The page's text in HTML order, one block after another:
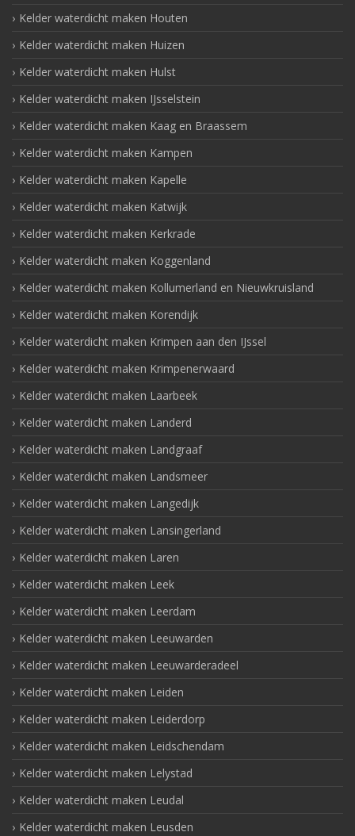
Kelder waterdicht maken Houten
Kelder waterdicht maken Huizen
Kelder waterdicht maken Hulst
Kelder waterdicht maken IJsselstein
Kelder waterdicht maken Kaag en Braassem
Kelder waterdicht maken Kampen
Kelder waterdicht maken Kapelle
Kelder waterdicht maken Katwijk
Kelder waterdicht maken Kerkrade
Kelder waterdicht maken Koggenland
Kelder waterdicht maken Kollumerland en Nieuwkruisland
Kelder waterdicht maken Korendijk
Kelder waterdicht maken Krimpen aan den IJssel
Kelder waterdicht maken Krimpenerwaard
Kelder waterdicht maken Laarbeek
Kelder waterdicht maken Landerd
Kelder waterdicht maken Landgraaf
Kelder waterdicht maken Landsmeer
Kelder waterdicht maken Langedijk
Kelder waterdicht maken Lansingerland
Kelder waterdicht maken Laren
Kelder waterdicht maken Leek
Kelder waterdicht maken Leerdam
Kelder waterdicht maken Leeuwarden
Kelder waterdicht maken Leeuwarderadeel
Kelder waterdicht maken Leiden
Kelder waterdicht maken Leiderdorp
Kelder waterdicht maken Leidschendam
Kelder waterdicht maken Lelystad
Kelder waterdicht maken Leudal
Kelder waterdicht maken Leusden